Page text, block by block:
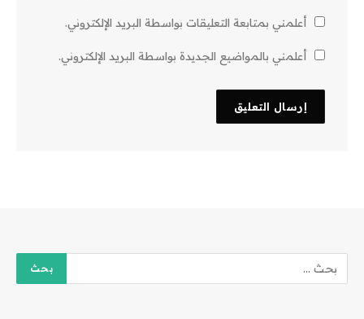
أعلمني بمتابعة التعليقات بواسطة البريد الإلكتروني.
أعلمني بالمواضيع الجديدة بواسطة البريد الإلكتروني.